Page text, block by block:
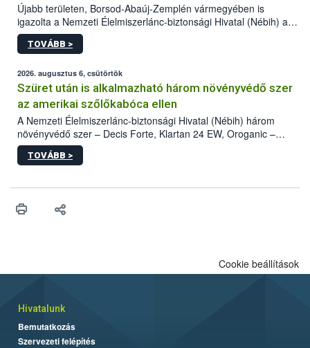
Újabb területen, Borsod-Abaúj-Zemplén vármegyében is
igazolta a Nemzeti Élelmiszerlánc-biztonsági Hivatal (Nébih) a
kőrisrontó karcsúdíszbogár (Agrilus planipennis) jelenlétét. A
kártevőt nem csak színcsapdában találták meg, de már fertőzött
az intenzív felderítést, emellett az intézkedéseket a szlovák
hatósággal is összehangolják a terjedés megállítása érdekében.
TOVÁBB >
2026. augusztus 6, csütörtök
Szüret után is alkalmazható három növényvédő szer
az amerikai szőlőkabóca ellen
A Nemzeti Élelmiszerlánc-biztonsági Hivatal (Nébih) három
növényvédő szer – Decis Forte, Klartan 24 EW, Oroganic –
engedélyokiratát módosította, így azok a szüretet követően,
egészen a vesszőérettség (BBCH 91) stádiumáig
érésű szőlőkben is legyen lehetőség a károsító elleni további
felhasználók számára is elérhető és ökológiai termesztésben is
TOVÁBB >
Cookie beállítások
Hivatalunk
Bemutatkozás
Szervezeti felépítés